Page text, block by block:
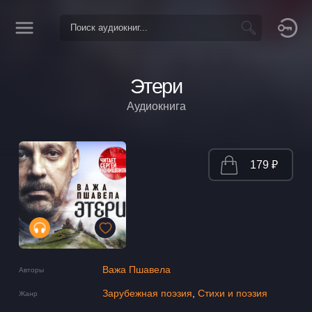
Этери
Аудиокнига
Авторы Важа Пшавела
Жанр Зарубежная поэзия Стихи и поэзия
179 ₽